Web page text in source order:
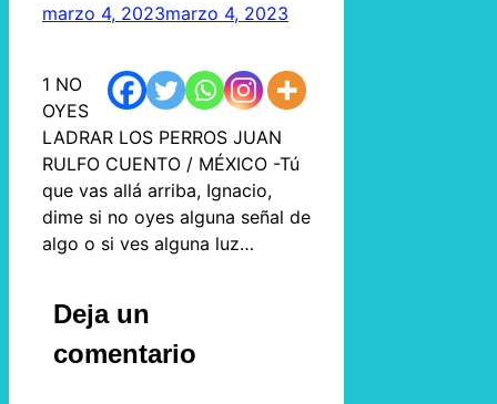
marzo 4, 2023marzo 4, 2023
1 NO
OYES
LADRAR LOS PERROS JUAN
RULFO CUENTO / MÉXICO -Tú
que vas allá arriba, Ignacio,
dime si no oyes alguna señal de
algo o si ves alguna luz…
Deja un
comentario